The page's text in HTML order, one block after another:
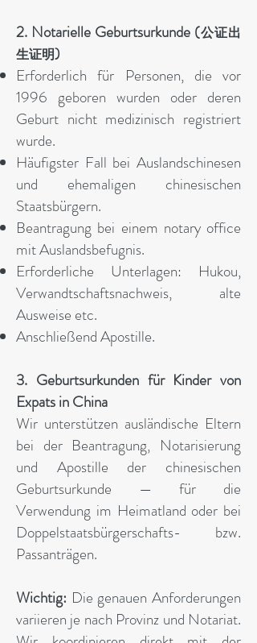
2. Notarielle Geburtsurkunde (公证出
生证明)
Erforderlich für Personen, die vor
1996 geboren wurden oder deren
Geburt nicht medizinisch registriert
wurde.
Häufigster Fall bei Auslandschinesen
und ehemaligen chinesischen
Staatsbürgern.
Beantragung bei einem notary office
mit Auslandsbefugnis.
Erforderliche Unterlagen: Hukou,
Verwandtschaftsnachweis, alte
Ausweise etc.
Anschließend Apostille.
3. Geburtsurkunden für Kinder von
Expats in China
Wir unterstützen ausländische Eltern
bei der Beantragung, Notarisierung
und Apostille der chinesischen
Geburtsurkunde — für die
Verwendung im Heimatland oder bei
Doppelstaatsbürgerschafts- bzw.
Passanträgen.
Wichtig: Die genauen Anforderungen
variieren je nach Provinz und Notariat.